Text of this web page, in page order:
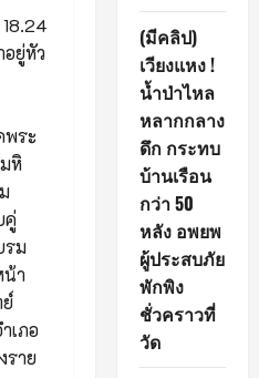
อยู่หัว
พระ
หิ
คู่
รม
า
เภอ
ราย
(มีคลิป)
เวียงแหง !
น้ำป่าไหล
หลากกลาง
ดึก กระทบ
บ้านเรือน
กว่า 50
หลัง อพยพ
ผู้ประสบภัย
พักพิง
ชั่วคราวที่
วัด